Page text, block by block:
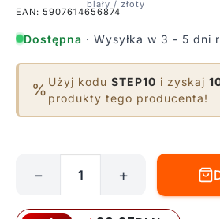
EAN: 5907614656874
Dostępna · Wysyłka w 3 - 5 dni
% Użyj kodu STEP10 i zyskaj
produkty tego producenta!
− +